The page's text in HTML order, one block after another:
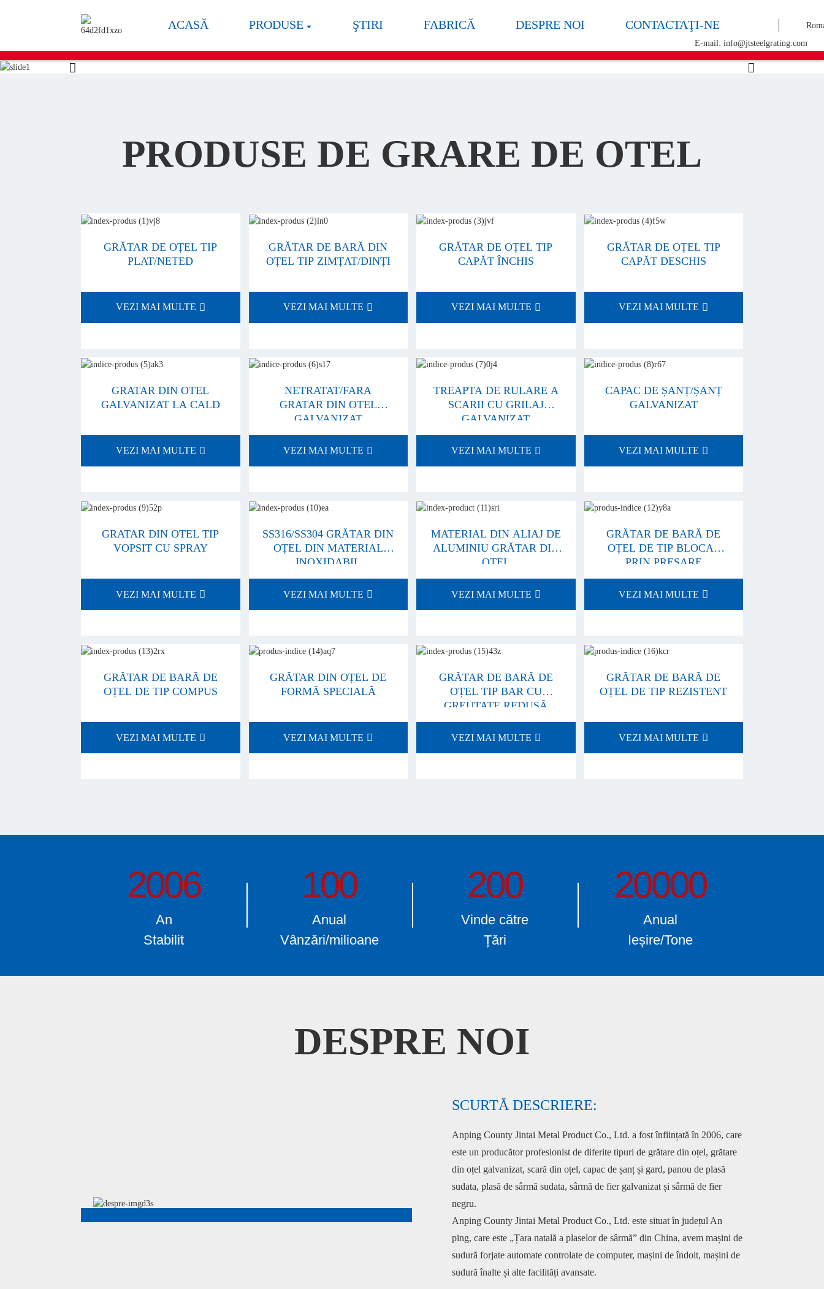
ACASĂ PRODUSE ŞTIRI FABRICĂ DESPRE NOI CONTACTAŢI-NE
E-mail: info@jtsteelgrating.com
PRODUSE DE GRARE DE OTEL
GRĂTAR DE OȚEL TIP
PLAT/NETED
VEZI MAI MULTE
GRĂTAR DE BARĂ DIN
OȚEL TIP ZIMȚAT/DINȚI
VEZI MAI MULTE
GRĂTAR DE OȚEL TIP
CAPĂT ÎNCHIS
VEZI MAI MULTE
GRĂTAR DE OȚEL TIP
CAPĂT DESCHIS
VEZI MAI MULTE
GRATAR DIN OTEL
GALVANIZAT LA CALD
VEZI MAI MULTE
NETRATAT/FARA
GRATAR DIN OTEL
GALVANIZAT
VEZI MAI MULTE
TREAPTA DE RULARE A
SCARII CU GRILAJ
GALVANIZAT
VEZI MAI MULTE
CAPAC DE ȘANȚ/ȘANȚ
GALVANIZAT
VEZI MAI MULTE
GRATAR DIN OTEL TIP
VOPSIT CU SPRAY
VEZI MAI MULTE
SS316/SS304 GRĂTAR DIN
OȚEL DIN MATERIAL
INOXIDABIL
VEZI MAI MULTE
MATERIAL DIN ALIAJ DE
ALUMINIU GRĂTAR DIN
OȚEL
VEZI MAI MULTE
GRĂTAR DE BARĂ DE
OȚEL DE TIP BLOCAT
PRIN PRESARE
VEZI MAI MULTE
GRĂTAR DE BARĂ DE
OȚEL DE TIP COMPUS
VEZI MAI MULTE
GRĂTAR DIN OȚEL DE
FORMĂ SPECIALĂ
VEZI MAI MULTE
GRĂTAR DE BARĂ DE
OȚEL TIP BAR CU
GREUTATE REDUSĂ
VEZI MAI MULTE
GRĂTAR DE BARĂ DE
OȚEL DE TIP REZISTENT
VEZI MAI MULTE
2006
An
Stabilit
100
Anual
Vânzări/milioane
200
Vinde către
Țări
20000
Anual
Ieșire/Tone
DESPRE NOI
SCURTĂ DESCRIERE:
Anping County Jintai Metal Product Co., Ltd. a fost înființată în 2006, care
este un producător profesionist de diferite tipuri de grătare din oțel, grătare
din oțel galvanizat, scară din oțel, capac de șanț și gard, panou de plasă
sudata, plasă de sârmă sudata, sârmă de fier galvanizat și sârmă de fier
negru.
Anping County Jintai Metal Product Co., Ltd. este situat în județul An
ping, care este „Țara natală a plaselor de sârmă” din China, avem mașini de
sudură forjate automate controlate de computer, mașini de îndoit, mașini de
sudură înalte și alte facilități avansate.